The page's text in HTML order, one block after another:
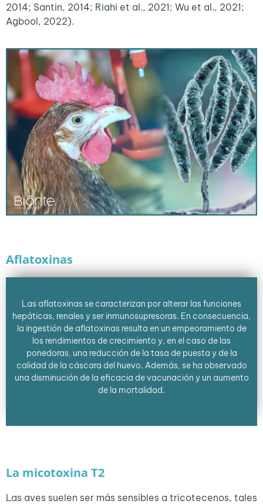
2014; Santin, 2014; Riahi et al., 2021; Wu et al., 2021;
Agbool, 2022).
Aflatoxinas
Las aflatoxinas se caracterizan por alterar las funciones
hepáticas, renales y ser inmunosupresoras. En consecuencia,
la ingestión de aflatoxinas resulta en un empeoramiento de
los rendimientos de crecimiento y, en el caso de las
ponedoras, una reducción de la tasa de puesta y de la
calidad de la cáscara del huevo. Además, se ha observado
una disminución de la eficacia de vacunación y un aumento
de la mortalidad.
La micotoxina T2
Las aves suelen ser más sensibles a tricotecenos, tales